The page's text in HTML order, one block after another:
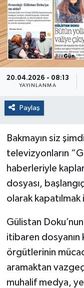
20.04.2026 - 08:13
YAYINLANMA
Paylaş
Bakmayın siz
televizyonların
haberleriyle
dosyası,
olarak
Gülistan
itibaren dosyanın
örgütlerinin
aramaktan
muhalif medya,
Politika
Sağlık
Spor
Kadın
Yurt
2024 Seçim